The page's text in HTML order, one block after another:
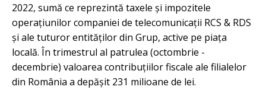
2022, sumă ce reprezintă taxele și impozitele
operațiunilor companiei de telecomunicații RCS & RDS
și ale tuturor entităților din Grup, active pe piața
locală. În trimestrul al patrulea (octombrie -
decembrie) valoarea contribuțiilor fiscale ale filialelor
din România a depășit 231 milioane de lei.